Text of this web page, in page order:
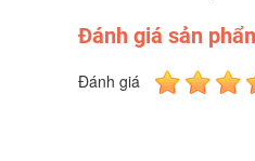
Đánh giá sản
Đánh giá